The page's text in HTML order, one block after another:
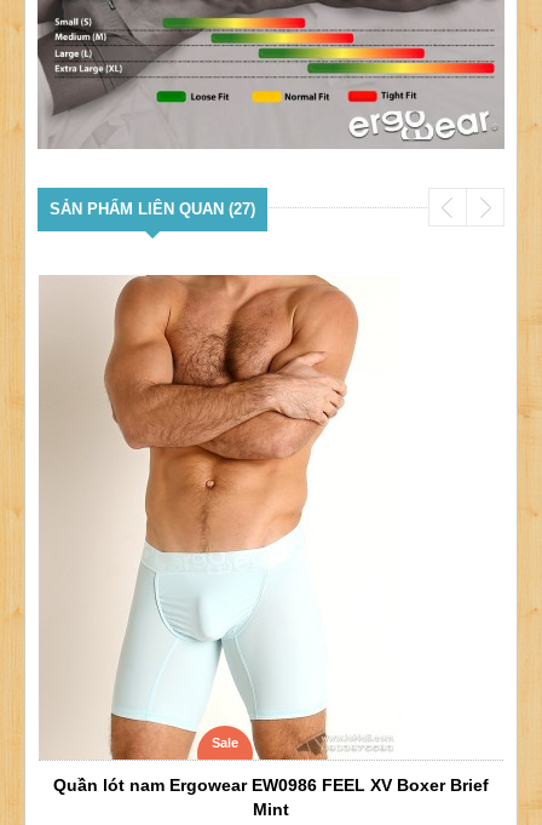
SẢN PHẨM LIÊN QUAN (27)
Sale
Quần lót nam Ergowear EW0986 FEEL XV Boxer Brief
Mint